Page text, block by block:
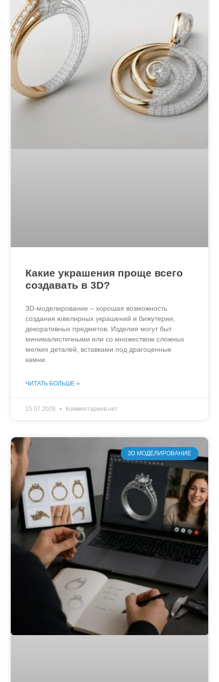
Какие украшения проще всего
создавать в 3D?
3D-моделирование – хорошая возможность
создания ювелирных украшений и бижутерии,
декоративных предметов. Изделия могут быт
минималистичными или со множеством сложных
мелких деталей, вставками под драгоценные
камни.
ЧИТАТЬ БОЛЬШЕ »
15.07.2026 Комментариев нет
3D МОДЕЛИРОВАНИЕ